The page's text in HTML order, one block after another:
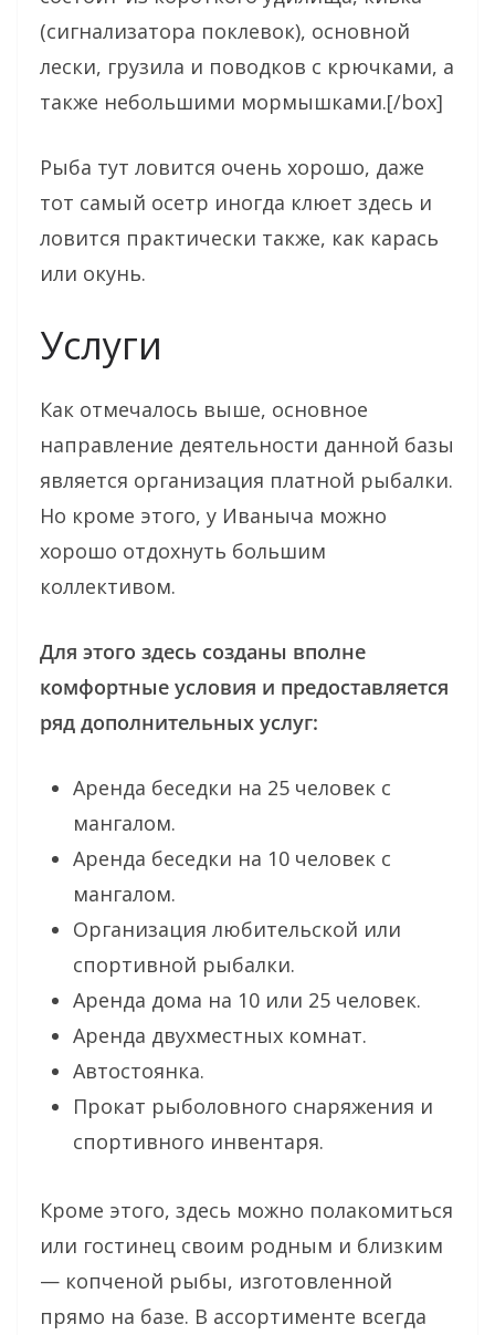
(сигнализатора поклевок), основной
лески, грузила и поводков с крючками, а
также небольшими мормышками.[/box]
Рыба тут ловится очень хорошо, даже
тот самый осетр иногда клюет здесь и
ловится практически также, как карась
или окунь.
Услуги
Как отмечалось выше, основное
направление деятельности данной базы
является организация платной рыбалки.
Но кроме этого, у Иваныча можно
хорошо отдохнуть большим
коллективом.
Для этого здесь созданы вполне
комфортные условия и предоставляется
ряд дополнительных услуг:
Аренда беседки на 25 человек с
мангалом.
Аренда беседки на 10 человек с
мангалом.
Организация любительской или
спортивной рыбалки.
Аренда дома на 10 или 25 человек.
Аренда двухместных комнат.
Автостоянка.
Прокат рыболовного снаряжения и
спортивного инвентаря.
Кроме этого, здесь можно полакомиться
или гостинец своим родным и близким
— копченой рыбы, изготовленной
прямо на базе. В ассортименте всегда